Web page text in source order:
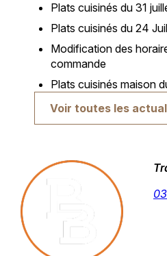
Plats cuisinés du 31
Plats cuisinés du 24
Modification des
commande
Plats cuisinés maison
Voir toutes les